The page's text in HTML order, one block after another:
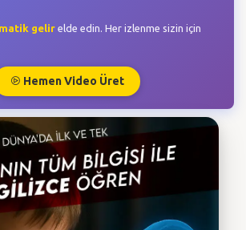
gelir elde edin. Her izlenme sizin için
Hemen Video Üret